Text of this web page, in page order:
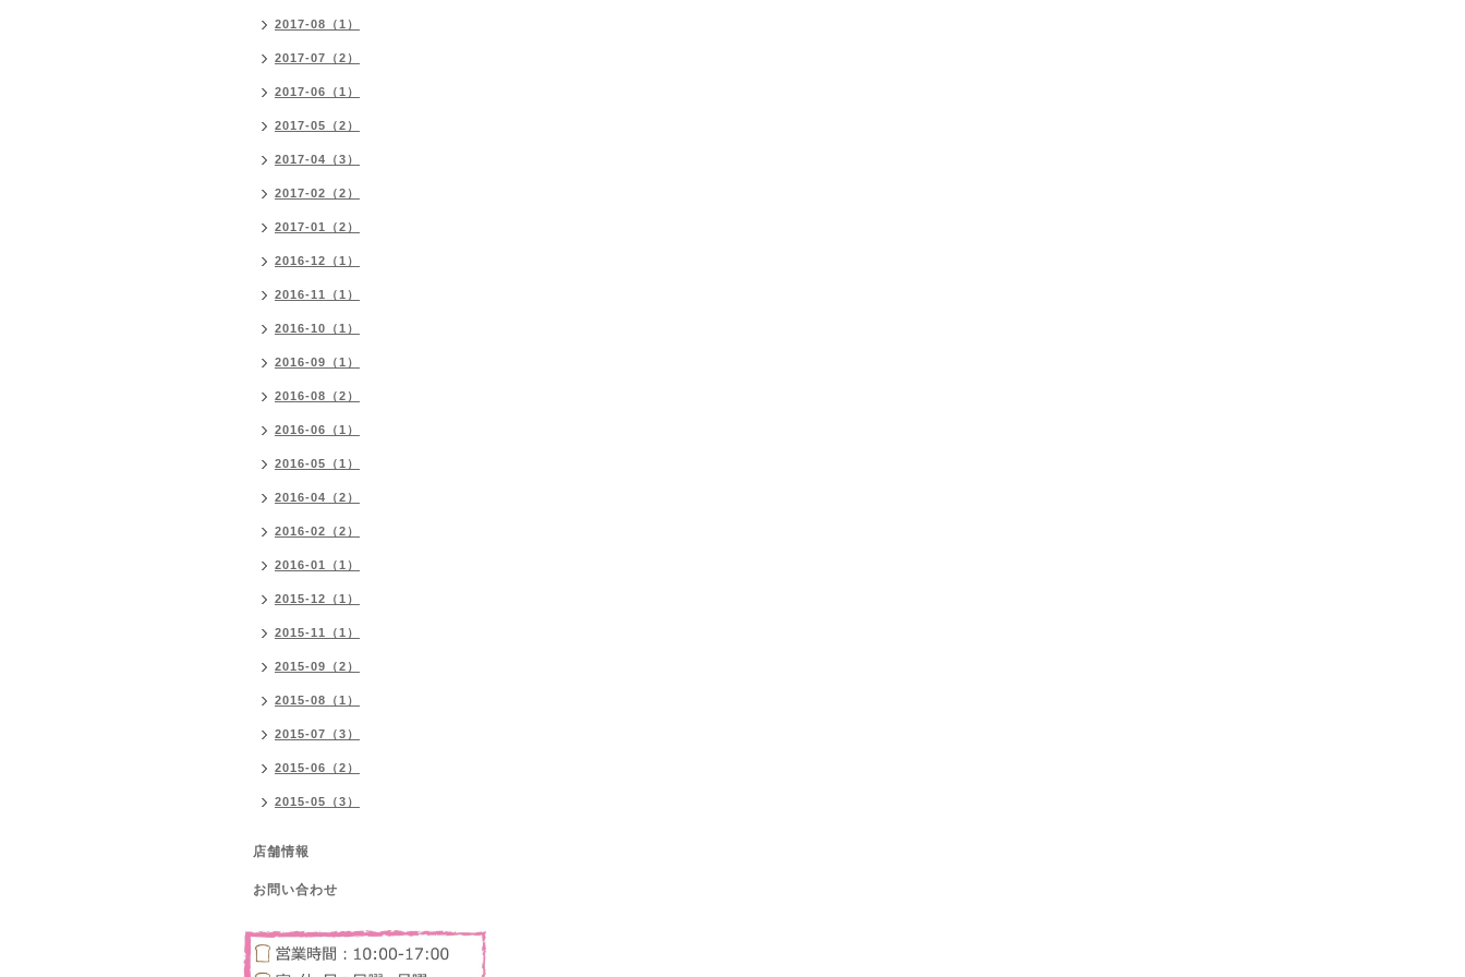
2017-08（1）
2017-07（2）
2017-06（1）
2017-05（2）
2017-04（3）
2017-02（2）
2017-01（2）
2016-12（1）
2016-11（1）
2016-10（1）
2016-09（1）
2016-08（2）
2016-06（1）
2016-05（1）
2016-04（2）
2016-02（2）
2016-01（1）
2015-12（1）
2015-11（1）
2015-09（2）
2015-08（1）
2015-07（3）
2015-06（2）
2015-05（3）
店舗情報
お問い合わせ